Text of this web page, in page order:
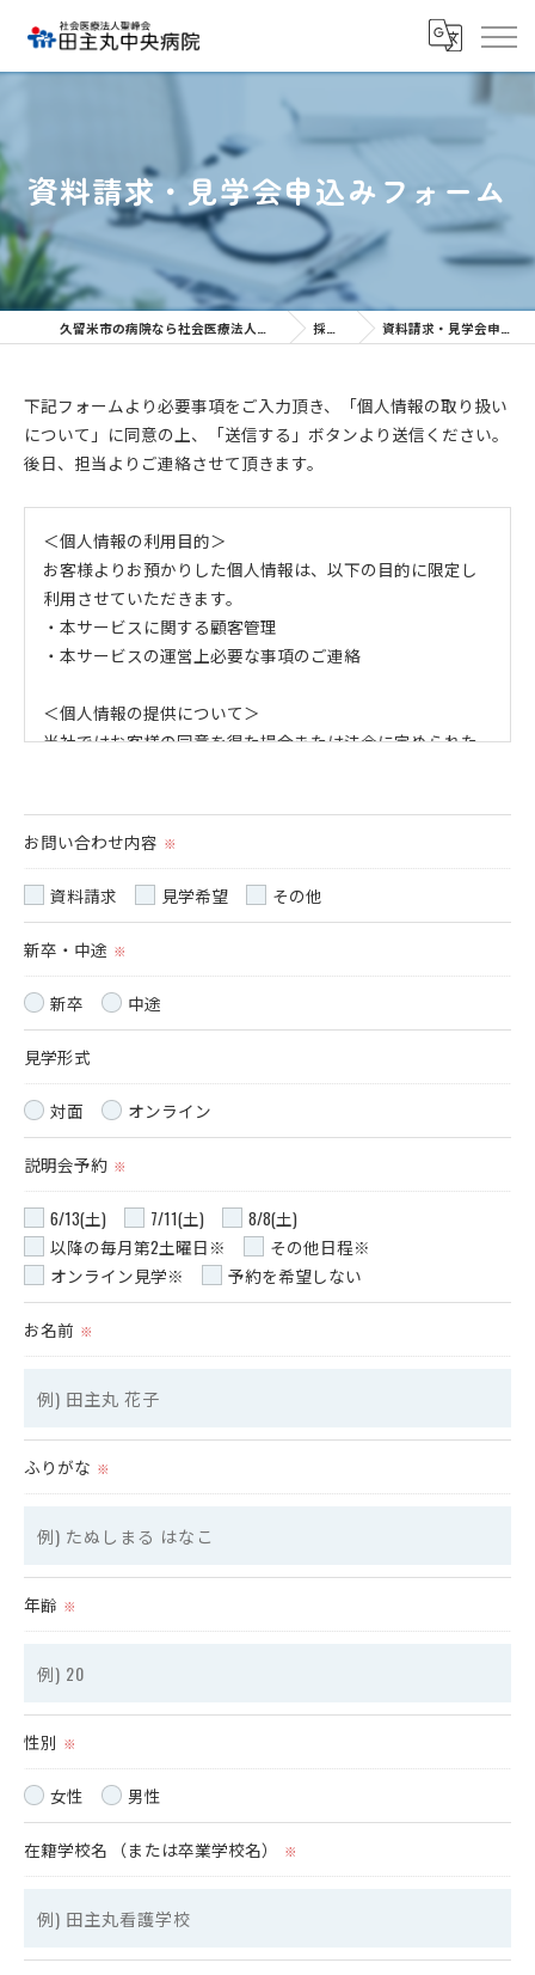
資料請求・見学会申込みフォーム
採用情報 資料請求・見学会申込みフォーム
下記フォームより必要事項をご入力頂き、「個人情報の取り扱い
について」に同意の上、「送信する」ボタンより送信ください。
後日、担当よりご連絡させて頂きます。
＜個人情報の利用目的＞
お客様よりお預かりした個人情報は、以下の目的に限定し
利用させていただきます。
・本サービスに関する顧客管理
・本サービスの運営上必要な事項のご連絡
＜個人情報の提供について＞
当社ではお客様の同意を得た場合または法令に定められた
＜個人情報の委託について＞
報を外部に委託する場合があります。
これらの委託先に対しては個人情報保護契約等の措置をと
り、適切な監督を行います。
＜個人情報の安全管理＞
当社では、個人情報の漏洩等がなされないよう、適切に安
全管理対策を実施します。
＜個人情報を与えなかった場合に生じる結果＞
ビスをご提供できない場合がございますので予めご了承く
ださい。
当社では、お客様の個人情報の開示･訂正･削除・利用停止
ご本人である事を確認のうえ、対応させて頂きます。
きましては、お電話でお問合せ下さい。
お問い合わせ内容 ※
資料請求 見学希望 その他
新卒・中途 ※
新卒 中途
見学形式
対面 オンライン
説明会予約 ※
6/13(土) 7/11(土)
8/8(土)
以降の毎月第2土曜日※
その他日程※
オンライン見学※
予約を希望しない
お名前 ※
ふりがな ※
年齢 ※
性別 ※
女性 男性
在籍学校名 （または卒業学校名） ※